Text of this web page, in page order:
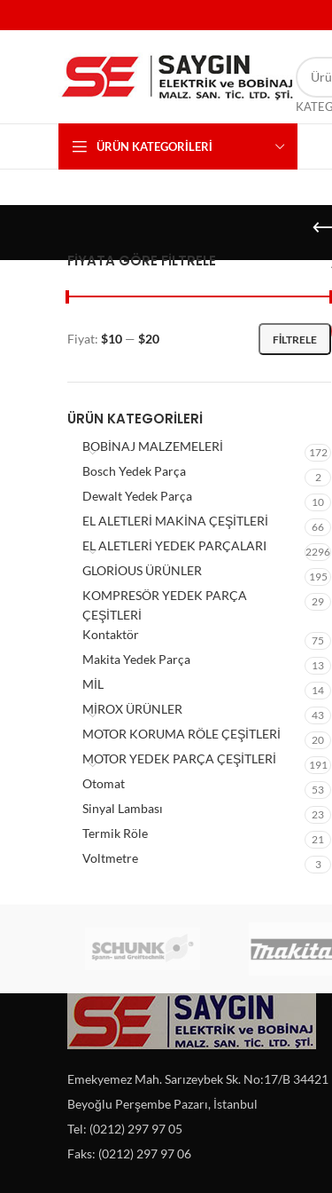
ÜRÜN KATEGORILERI
FIYATA GÖRE FILTRELE
FILTRELE
Fiyat: $10 — $20
ÜRÜN KATEGORILERI
BOBİNAJ MALZEMELERİ 172
Bosch Yedek Parça 2
Dewalt Yedek Parça 10
EL ALETLERİ MAKİNA ÇEŞİTLERİ 66
EL ALETLERİ YEDEK PARÇALARI 2296
GLORİOUS ÜRÜNLER 195
KOMPRESÖR YEDEK PARÇA
ÇEŞİTLERİ
29
Kontaktör 75
Makita Yedek Parça 13
MİL 14
MİROX ÜRÜNLER 43
MOTOR KORUMA RÖLE ÇEŞİTLERİ 20
MOTOR YEDEK PARÇA ÇEŞİTLERİ 191
Otomat 53
Sinyal Lambası 23
Termik Röle 21
Voltmetre 3
Emekyemez Mah. Sarızeybek Sk. No:17/B 34421
Beyoğlu Perşembe Pazarı, İstanbul
Tel: (0212) 297 97 05
Faks: (0212) 297 97 06